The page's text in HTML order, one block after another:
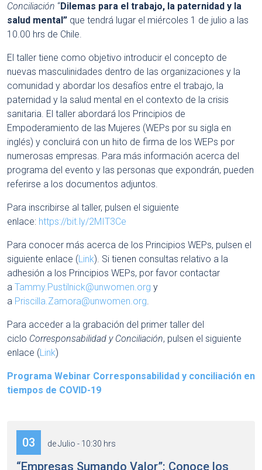
Conciliación “Dilemas para el trabajo, la paternidad y la
salud mental” que tendrá lugar el miércoles 1 de julio a las
10.00 hrs de Chile.
El taller tiene como objetivo introducir el concepto de
nuevas masculinidades dentro de las organizaciones y la
comunidad y abordar los desafíos entre el trabajo, la
paternidad y la salud mental en el contexto de la crisis
sanitaria. El taller abordará los Principios de
Empoderamiento de las Mujeres (WEPs por su sigla en
inglés) y concluirá con un hito de firma de los WEPs por
numerosas empresas. Para más información acerca del
programa del evento y las personas que expondrán, pueden
referirse a los documentos adjuntos.
Para inscribirse al taller, pulsen el siguiente
enlace: https://bit.ly/2MIT3Ce
Para conocer más acerca de los Principios WEPs, pulsen el
siguiente enlace (Link). Si tienen consultas relativo a la
adhesión a los Principios WEPs, por favor contactar
a Tammy.Pustilnick@unwomen.org y
a Priscilla.Zamora@unwomen.org.
Para acceder a la grabación del primer taller del
ciclo Corresponsabilidad y Conciliación, pulsen el siguiente
enlace (Link)
Programa Webinar Corresponsabilidad y conciliación en
tiempos de COVID-19
03 de Julio - 10:30 hrs
“Empresas Sumando Valor”: Conoce los